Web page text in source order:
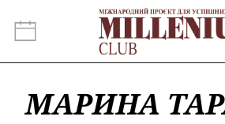
МАРИНА